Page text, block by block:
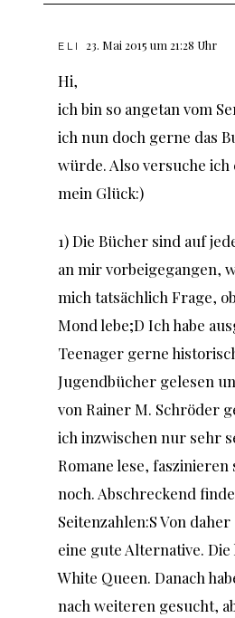
ELI 23. Mai 2015 um 21:28 Uhr
Hi,
ich bin so angetan vom
ich nun doch gerne das
würde. Also versuche ich
mein Glück:)
1) Die Bücher sind auf
an mir vorbeigegangen,
mich tatsächlich Frage,
Mond lebe;D Ich habe
Teenager gerne
Jugendbücher gelesen
von Rainer M. Schröder
ich inzwischen nur sehr
Romane lese,
noch. Abschreckend
Seitenzahlen:S Von
eine gute Alternative.
White Queen. Danach
nach weiteren gesucht,